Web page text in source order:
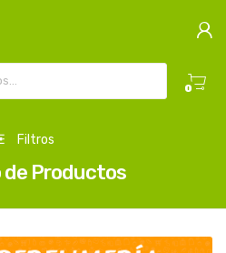
0
Filtros
de Productos